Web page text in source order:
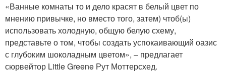
«Ванные комнаты то и дело красят в белый цвет по
мнению привычке, но вместо того, затем) чтоб(ы)
использовать холодную, общую белую схему,
представьте о том, чтобы создать успокаивающий оазис
с глубоким шоколадным цветом», – предлагает
сюрвейтор Little Greene Рут Моттерсхед.